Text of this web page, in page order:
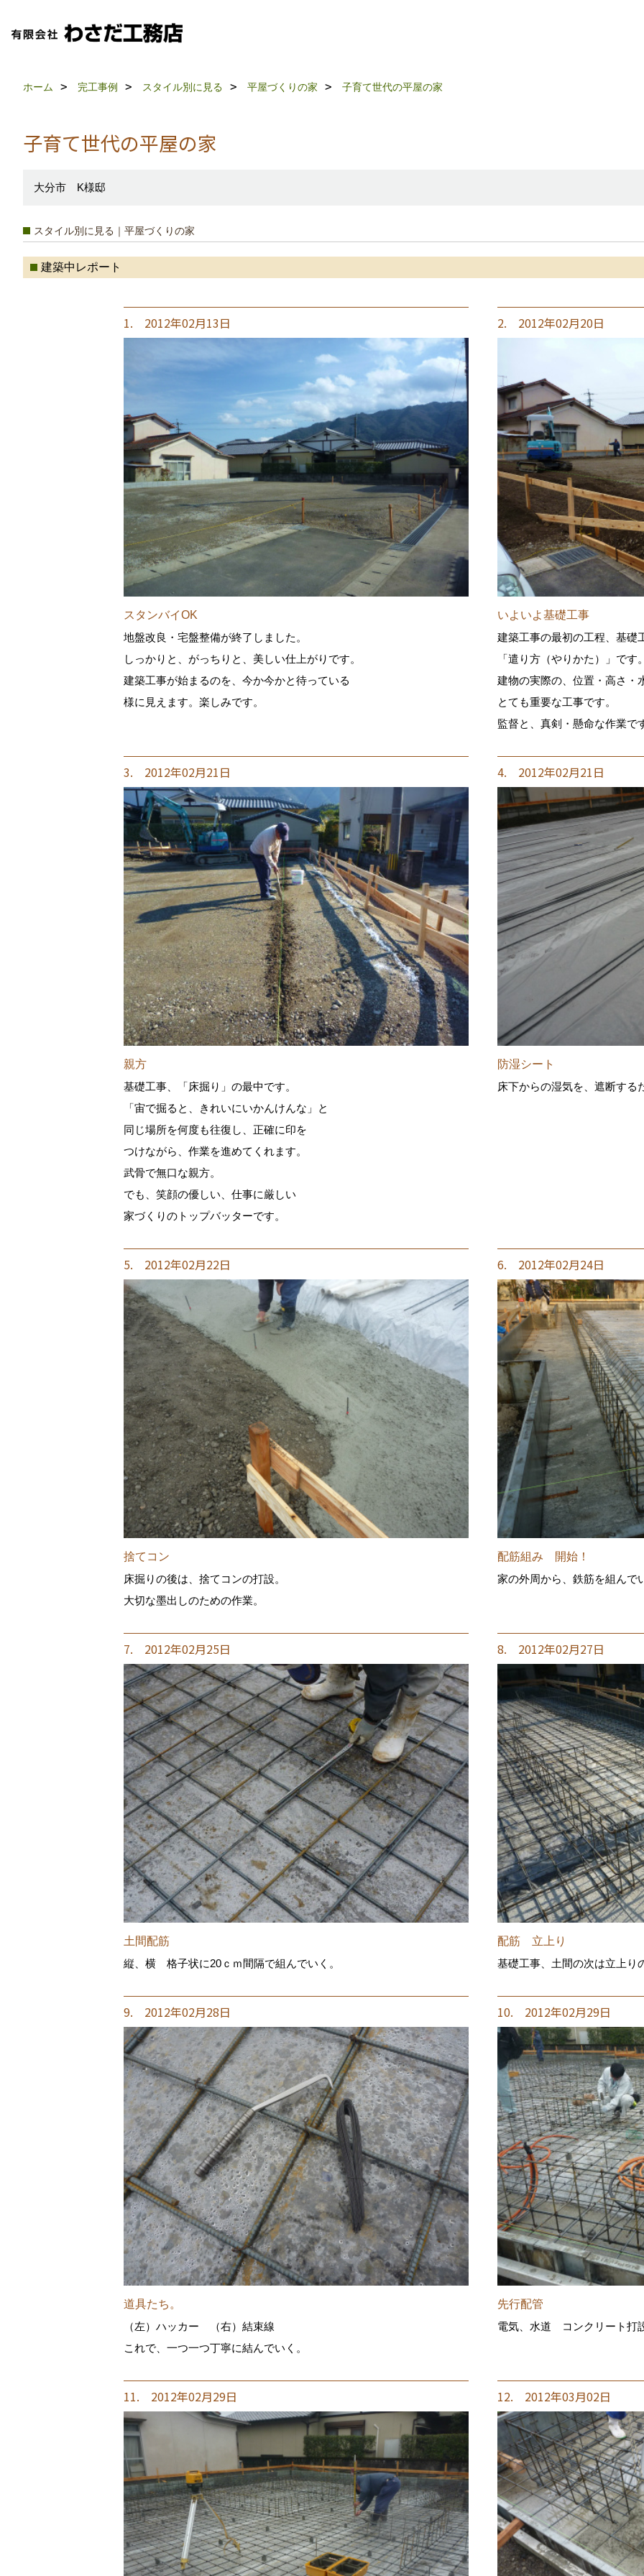
ホーム 完工事例 スタイル別に見る 平屋づくりの家 子育て世代の平屋の家
子育て世代の平屋の家
大分市 K様邸
スタイル別に見る｜平屋づくりの家
建築中レポート
1. 2012年02月13日
スタンバイOK
地盤改良・宅盤整備が終了しました。
しっかりと、がっちりと、美しい仕上がりです。
建築工事が始まるのを、今か今かと待っている
様に見えます。楽しみです。
2. 2012年02月20日
いよいよ基礎工事
建築工事の最初の工程、基礎
「遣り方（やりかた）」です
建物の実際の、位置・高さ・
とても重要な工事です。
監督と、真剣・懸命な作業で
3. 2012年02月21日
親方
基礎工事、「床掘り」の最中です。
「宙で掘ると、きれいにいかんけんな」と
同じ場所を何度も往復し、正確に印を
つけながら、作業を進めてくれます。
武骨で無口な親方。
でも、笑顔の優しい、仕事に厳しい
家づくりのトップバッターです。
4. 2012年02月21日
防湿シート
床下からの湿気を、遮断する
5. 2012年02月22日
捨てコン
床掘りの後は、捨てコンの打設。
大切な墨出しのための作業。
6. 2012年02月24日
配筋組み 開始！
家の外周から、鉄筋を組んで
7. 2012年02月25日
土間配筋
縦、横 格子状に20ｃｍ間隔で組んでいく。
8. 2012年02月27日
配筋 立上り
基礎工事、土間の次は立上
9. 2012年02月28日
道具たち。
（左）ハッカー （右）結束線
これで、一つ一つ丁寧に結んでいく。
10. 2012年02月29日
先行配管
電気、水道 コンクリート打
11. 2012年02月29日 12. 2012年03月02日